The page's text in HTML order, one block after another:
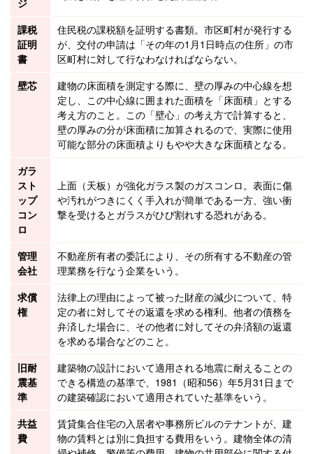
課税
証明
書
住民税の課税額を証明する書類。市区町村が発行する
が、交付の申請は「その年の1月1日時点の住所」の市
区町村に対して行なわなければならない。
壁芯
建物の床面積を測定する際に、壁の厚みの中心線を想
定し、この中心線に囲まれた面積を「床面積 」とする
考え方のこと。この「壁心」の考え方で計算すると、
壁の厚みの分が床面積に加算されるので、実際に使用
可能な部分の床面積よりもやや大きな床面積となる。
ガラ
スト
ップ
コン
ロ
上面（天板 ）が強化ガラス製のガスコンロ。表面に傷
や汚れがつきにくく手入れが簡単である一方、強い衝
撃を受けるとガラスがひび割れする恐れがある。
管理
会社
不動産所有者の委託により、その所有する不動産の管
理業務を行なう企業をいう。
求償
権
法律上の理由によって被った財産の減少について、特
定の者に対してその返還を求める権利。他者の債務を
弁済した場合に、その他者に対してその弁済額の返還
を求める場合などのこと。
旧耐
震基
準
建築物の設計において適用される地震に耐えることの
できる構造の基準で、1981（昭和56）年5月31日まで
の建築確認において適用されていた基準をいう。
共益
費
賃貸集合住宅の入居者や事務所ビルのテナントが、 建
物の賃料とは別に負担する費用をいう。建物全体の清